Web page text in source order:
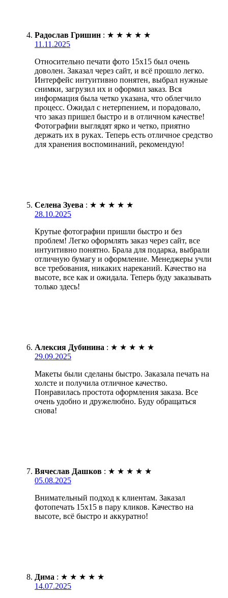
Радослав Гришин : ★ ★ ★ ★ ★
11.11.2025
Относительно печати фото 15х15 был очень
доволен. Заказал через сайт, и всё прошло легко.
Интерфейс интуитивно понятен, выбрал нужные
снимки, загрузил их и оформил заказ. Вся
информация была четко указана, что облегчило
процесс. Ожидал с нетерпением, и порадовало,
что заказ пришел быстро и в отличном качестве!
Фотографии выглядят ярко и четко, приятно
держать их в руках. Теперь есть отличное средство
для хранения воспоминаний, рекомендую!
Селена Зуева : ★ ★ ★ ★ ★
28.10.2025
Крутые фотографии пришли быстро и без
проблем! Легко оформлять заказ через сайт, все
интуитивно понятно. Брала для подарка, выбрали
отличную бумагу и оформление. Менеджеры учли
все требования, никаких нареканий. Качество на
высоте, все как и ожидала. Теперь буду заказывать
только здесь!
Алексия Дубинина : ★ ★ ★ ★ ★
29.09.2025
Макеты были сделаны быстро. Заказала печать на
холсте и получила отличное качество.
Понравилась простота оформления заказа. Все
очень удобно и дружелюбно. Буду обращаться
снова!
Вячеслав Дашков : ★ ★ ★ ★ ★
05.08.2025
Внимательный подход к клиентам. Заказал
фотопечать 15х15 в пару кликов. Качество на
высоте, всё быстро и аккуратно!
Дима : ★ ★ ★ ★ ★
14.07.2025